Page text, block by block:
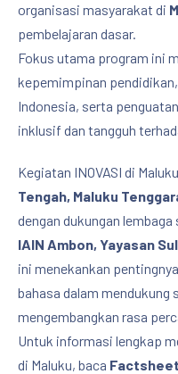
organisasi masyarakat di
pembelajaran dasar.
Fokus utama program ini
kepemimpinan
Indonesia, serta
inklusif dan tangguh
Kegiatan INOVASI di
Tengah, Maluku
dengan dukungan
IAIN Ambon, Yayasan
ini menekankan
bahasa dalam
mengembangkan rasa
Untuk informasi lengkap
di Maluku, baca Factsheet